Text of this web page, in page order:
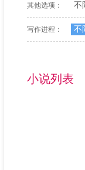
其他选项： 不
写作进程： 不
小说列表